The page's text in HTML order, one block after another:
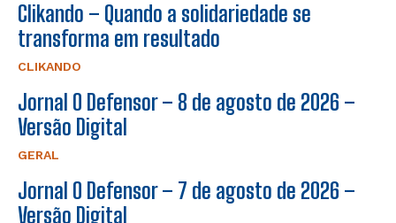
Clikando – Quando a solidariedade se
transforma em resultado
CLIKANDO
Jornal O Defensor – 8 de agosto de 2026 –
Versão Digital
GERAL
Jornal O Defensor – 7 de agosto de 2026 –
Versão Digital